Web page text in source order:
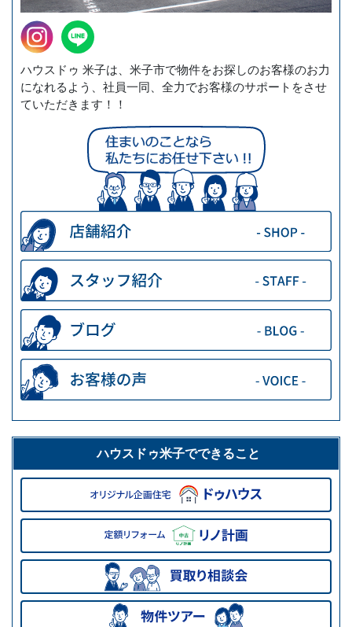
ハウスドゥ 米子は、米子市で物件をお探しのお客様のお力
になれるよう、社員一同、全力でお客様のサポートをさせ
ていただきます！！
ハウスドゥ米子でできること